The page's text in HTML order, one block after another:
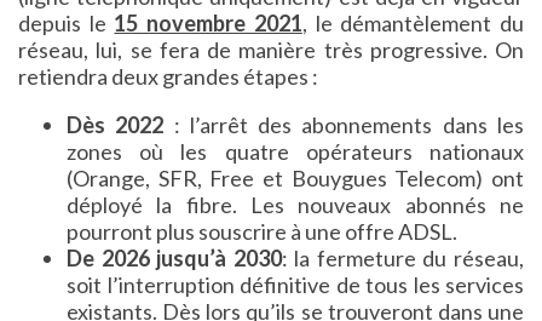
depuis le 15 novembre 2021, le démantèlement du
réseau, lui, se fera de manière très progressive. On
retiendra deux grandes étapes :
Dès 2022 : l’arrêt des abonnements dans les
zones où les quatre opérateurs nationaux
(Orange, SFR, Free et Bouygues Telecom) ont
déployé la fibre. Les nouveaux abonnés ne
pourront plus souscrire à une offre ADSL.
De 2026 jusqu’à 2030: la fermeture du réseau,
soit l’interruption définitive de tous les services
existants. Dès lors qu’ils se trouveront dans une